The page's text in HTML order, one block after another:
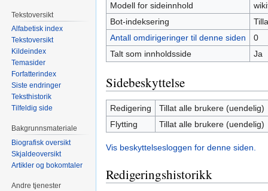
Modell for sideinnhold
Bot-indeksering
Antall omdirigeringer til denne siden
0
Talt som innholdsside
Ja
Sidebeskyttelse
Redigering
Tillat alle brukere (uendelig)
Flytting
Tillat alle brukere (uendelig)
Vis beskyttelsesloggen for denne siden.
Redigeringshistorikk
Tekstoversikt
Alfabetisk index
Tekstoversikt
Kildeindex
Temasider
Forfatterindex
Siste endringer
Teksthistorik
Tilfeldig side
Bakgrunnsmateriale
Biografisk oversikt
Skjaldeoversikt
Artikler og bokomtaler
Andre tjenester